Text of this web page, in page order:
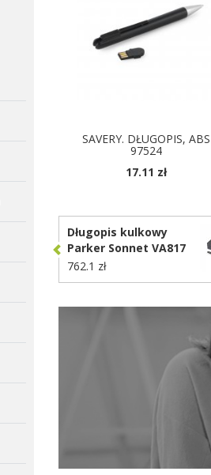
SAVERY. DŁUGOPIS, ABS
97524
17.11 zł
Długopis kulkowy
Parker Sonnet VA817
762.1 zł